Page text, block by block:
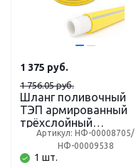
Шланг поливочный
ТЭП армированный
трёхслойный
AQWAVIM, 1/2 дюйма,
12 x 18 мм, 25 м,
жёлтый с серой
1 шт.
Артикул: НФ-00008705/
НФ-00009538
1 375 руб.
1 756.05 руб.